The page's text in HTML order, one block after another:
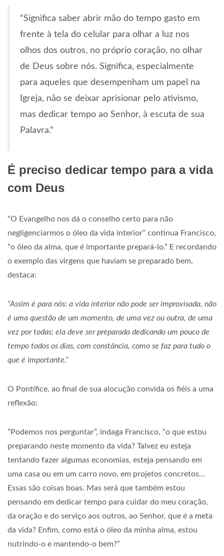
“Significa saber abrir mão do tempo gasto em
frente à tela do celular para olhar a luz nos
olhos dos outros, no próprio coração, no olhar
de Deus sobre nós. Significa, especialmente
para aqueles que desempenham um papel na
Igreja, não se deixar aprisionar pelo ativismo,
mas dedicar tempo ao Senhor, à escuta de sua
Palavra.”
É preciso dedicar tempo para a vida
com Deus
“O Evangelho nos dá o conselho certo para não
negligenciarmos o óleo da vida interior” continua Francisco,
“o óleo da alma, que é importante prepará-lo.” E recordando
o exemplo das virgens que haviam se preparado bem,
destaca:
“Assim é para nós: a vida interior não pode ser improvisada, não
é uma questão de um momento, de uma vez ou outra, de uma
vez por todas; ela deve ser preparada dedicando um pouco de
tempo todos os dias, com constância, como se faz para tudo o
que é importante.”
O Pontífice, ao final de sua alocução convida os fiéis a uma
reflexão:
“Podemos nos perguntar”, indaga Francisco, “o que estou
preparando neste momento da vida? Talvez eu esteja
tentando fazer algumas economias, esteja pensando em
uma casa ou em um carro novo, em projetos concretos…
Essas são coisas boas. Mas será que também estou
pensando em dedicar tempo para cuidar do meu coração,
da oração e do serviço aos outros, ao Senhor, que é a meta
da vida? Enfim, como está o óleo da minha alma, estou
nutrindo-o e mantendo-o bem?”